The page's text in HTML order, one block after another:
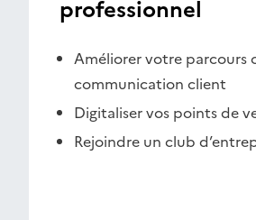
professionnel
Améliorer votre parcours
communication client
Digitaliser vos points de
Rejoindre un club